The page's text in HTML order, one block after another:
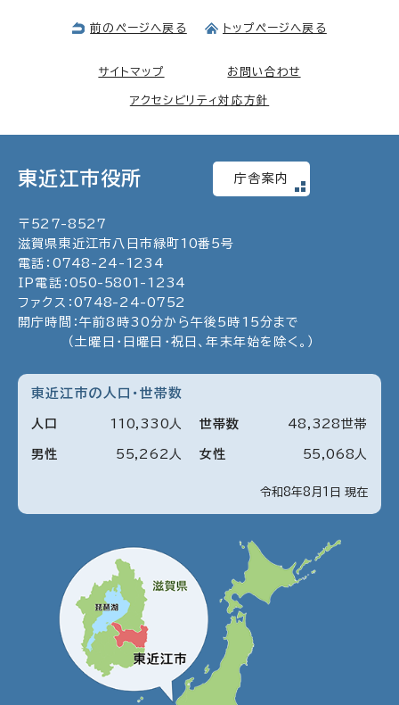
前のページへ戻る トップページへ戻る
サイトマップ お問い合わせ
アクセシビリティ対応方針
東近江市役所 庁舎案内
〒 527-8527
滋賀県東近江市八日市緑町10番5号
電話： 0748 - 24 - 1234
IP電話： 050- 5801 - 1234
ファクス： 0748- 24-0752
開庁時間：午前8時30分から午後5時15分まで
（土曜日・日曜日・祝日、年末年始を除く。）
東近江市の人口・世帯数
令和8年8月1日 現在
人口 110 330 人
男性 55 262 人 女性 55 068 人
世帯数 48 328世帯